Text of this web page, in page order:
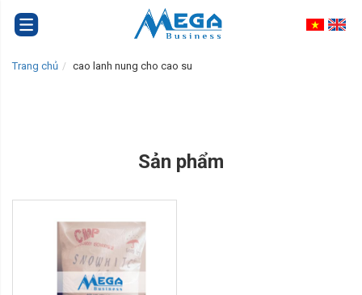
Trang chủ cao lanh nung cho cao su
Sản phẩm